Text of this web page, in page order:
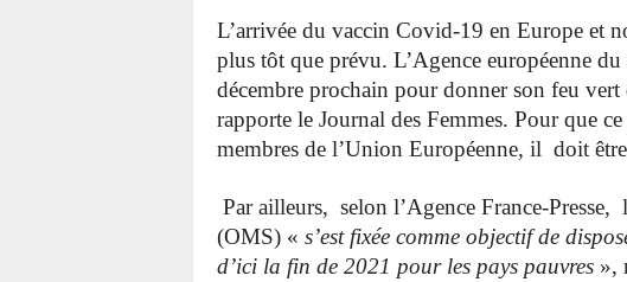
L’arrivée du vaccin Covid-19 en Europe et
plus tôt que prévu. L’Agence européenne
décembre prochain pour donner son feu vert
rapporte le Journal des Femmes. Pour que
membres de l’Union Européenne, il doit
Par ailleurs, selon l’Agence France-
(OMS) « s’est fixée comme objectif de
d’ici la fin de 2021 pour les pays pauvres»,